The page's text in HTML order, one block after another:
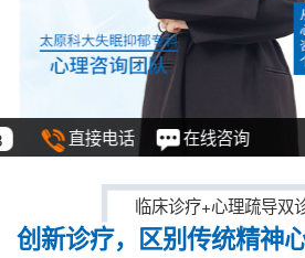
直接电话 在线咨询
临床诊疗+心理疏导双
创新诊疗，区别传统精神